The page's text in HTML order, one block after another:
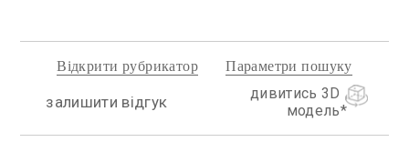
залишити відгук
дивитись 3D
модель
Відкрити рубрикатор Параметри пошуку